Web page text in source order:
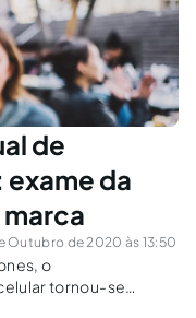
de
da
Outubro de 2020 às 13:50
o
tornou-se